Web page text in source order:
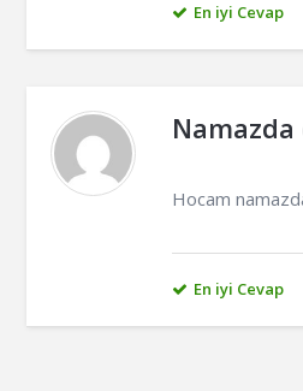
En iyi Cevap
Hocam
En iyi Cevap